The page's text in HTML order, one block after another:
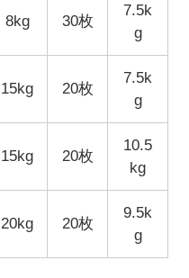
8kg 30枚
7.5k
g
15kg 20枚
7.5k
g
15kg 20枚
10.5
kg
20kg 20枚
9.5k
g